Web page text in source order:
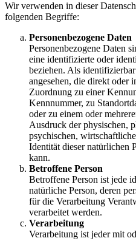
Wir verwenden in dieser
folgenden Begriffe:
Personenbezogene Daten
Personenbezogene Daten
eine identifizierte oder
beziehen. Als
angesehen, die direkt oder
Zuordnung zu einer
Kennnummer, zu
oder zu einem oder
Ausdruck der physischen,
psychischen,
Identität dieser natürlichen
kann.
Betroffene Person
Betroffene Person ist jede
natürliche Person, deren
für die Verarbeitung
verarbeitet werden.
Verarbeitung
Verarbeitung ist jeder mit